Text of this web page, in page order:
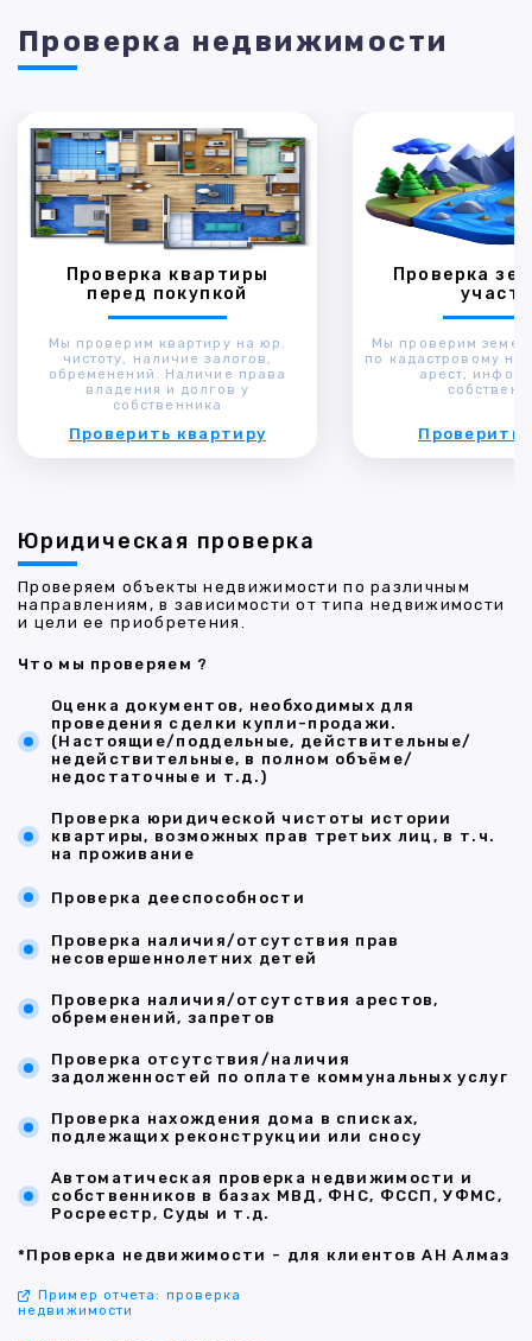
Проверка недвижимости
Проверка квартиры
перед покупкой
Мы проверим квартиру на юр.
чистоту, наличие залогов,
обременений. Наличие права
владения и долгов у
собственника
Проверить квартиру
Проверка
Мы проверим
по кадастровому
арест,
Проверить
Юридическая проверка
Проверяем объекты недвижимости по различным
направлениям, в зависимости от типа недвижимости
и цели ее приобретения.
Что мы проверяем ?
Оценка документов, необходимых для
проведения сделки купли-продажи.
(Настоящие/поддельные, действительные/
недействительные, в полном объёме/
недостаточные и т.д.)
Проверка юридической чистоты истории
квартиры, возможных прав третьих лиц, в т.ч.
на проживание
Проверка дееспособности
Проверка наличия/отсутствия прав
несовершеннолетних детей
Проверка наличия/отсутствия арестов,
обременений, запретов
Проверка отсутствия/наличия
задолженностей по оплате коммунальных услуг
Проверка нахождения дома в списках,
подлежащих реконструкции или сносу
Автоматическая проверка недвижимости и
собственников в базах МВД, ФНС, ФССП, УФМС,
Росреестр, Суды и т.д.
*Проверка недвижимости - для клиентов АН Алмаз
Пример отчета: проверка
недвижимости